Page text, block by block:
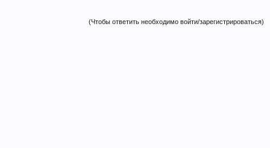
(Чтобы ответить необходимо войти/зарегистрироваться)